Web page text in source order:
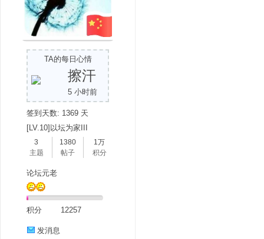
TA的每日心情
擦汗
5 小时前
签到天数: 1369 天
[LV.10]以坛为家III
3
主题
1380
帖子
1万
积分
论坛元老
积分 12257
发消息